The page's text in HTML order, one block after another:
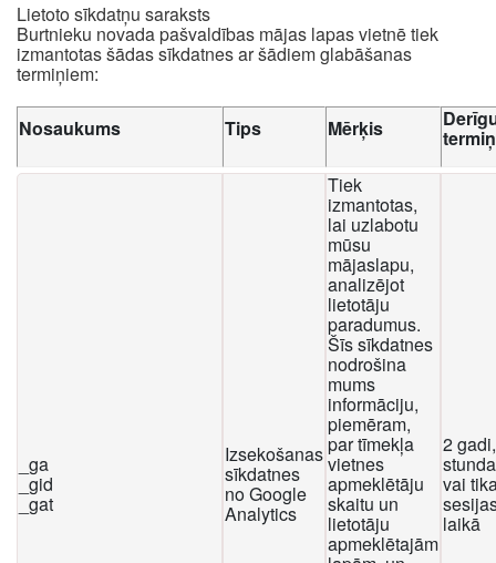
Lietoto sīkdatņu saraksts
Burtnieku novada pašvaldības mājas lapas vietnē tiek
izmantotas šādas sīkdatnes ar šādiem glabāšanas
termiņiem:
Nosaukums Tips Mērķis
_ga
_gid
_gat
Izsekošanas
sīkdatnes
no Google
Analytics
Tiek
izmantotas,
lai uzlabotu
mūsu
mājaslapu,
analizējot
lietotāju
paradumus.
Šīs sīkdatnes
nodrošina
mums
informāciju,
piemēram,
par tīmekļa
vietnes
apmeklētāju
skaitu un
lietotāju
apmeklētajām
2
vai
laikā